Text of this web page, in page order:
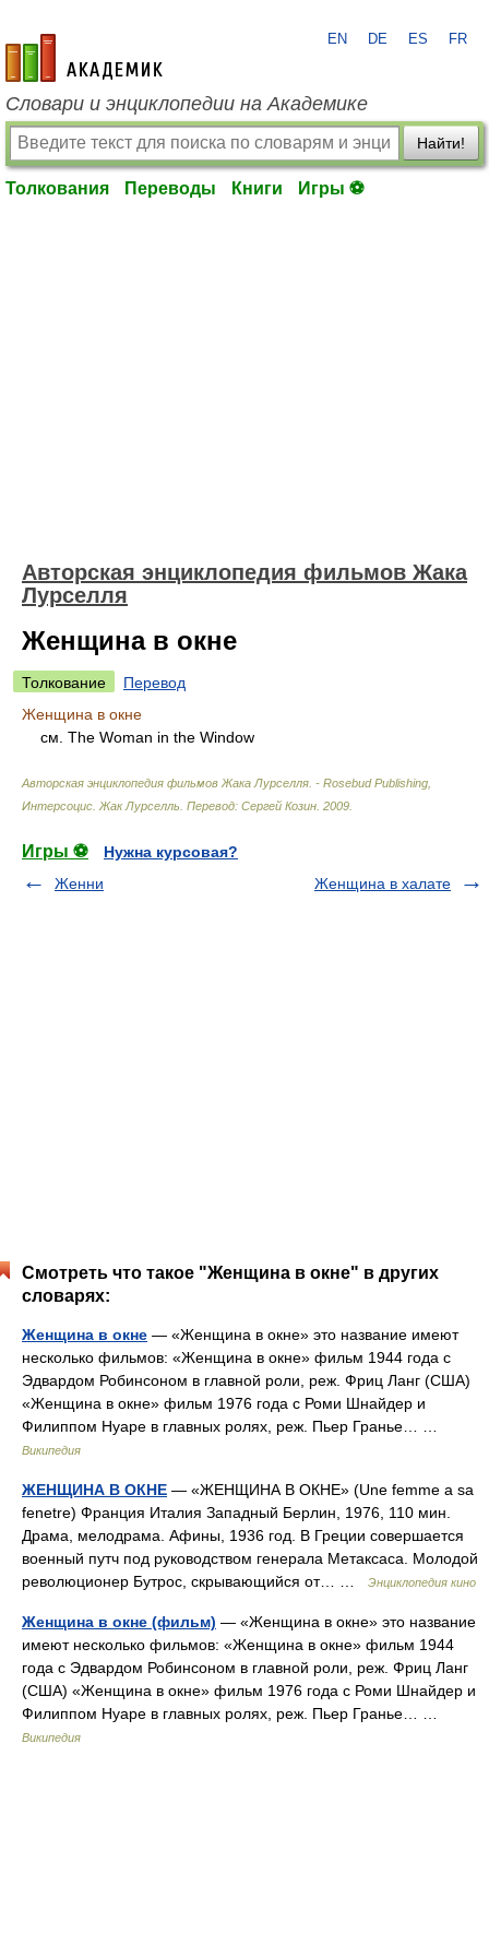
academic.ru
EN DE ES FR
Словари и энциклопедии на Академике
Найти!
Толкования Переводы Книги Игры ⚽
Авторская энциклопедия фильмов Жака
Лурселля
Женщина в окне
Толкование
Перевод
Женщина в окне
см. The Woman in the Window
Авторская энциклопедия фильмов Жака Лурселля. - Rosebud Publishing,
Интерсоцис Жак Лурселль. Перевод: Сергей Козин 2009
Игры ⚽
Нужна курсовая?
Женни
Женщина в халате
Смотреть что такое "Женщина в окне" в других
словарях:
Женщина в окне — «Женщина в окне» это название имеют
несколько фильмов: «Женщина в окне» фильм 1944 года с
Эдвардом Робинсоном в главной роли, реж. Фриц Ланг (США)
«Женщина в окне» фильм 1976 года с Роми Шнайдер и
Филиппом Нуаре в главных ролях, реж. Пьер Гранье… …
Википедия
ЖЕНЩИНА В ОКНЕ — «ЖЕНЩИНА В ОКНЕ» (Une femme a sa
fenetre) Франция Италия Западный Берлин, 1976, 110 мин.
Драма, мелодрама. Афины, 1936 год. В Греции совершается
военный путч под руководством генерала Метаксаса. Молодой
революционер Бутрос, скрывающийся от… …
Энциклопедия кино
Женщина в окне (фильм) — «Женщина в окне» это название
имеют несколько фильмов: «Женщина в окне» фильм 1944
года с Эдвардом Робинсоном в главной роли, реж. Фриц Ланг
(США) «Женщина в окне» фильм 1976 года с Роми Шнайдер и
Филиппом Нуаре в главных ролях, реж. Пьер Гранье… …
Википедия